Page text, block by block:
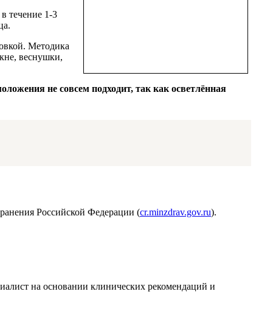
течение 1-3
Методика
веснушки,
не совсем подходит, так как осветлённая
Российской Федерации (cr.minzdrav.gov.ru).
на основании клинических рекомендаций и